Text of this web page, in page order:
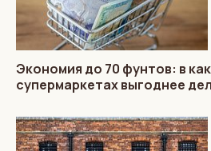
Экономия до 70 фунтов: в
супермаркетах выгоднее